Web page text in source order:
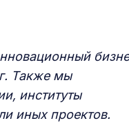
Также мы
институты
иных проектов.